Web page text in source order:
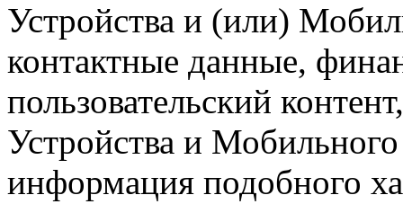
Устройства и (или)
контактные данные,
пользовательский
Устройства и
информация подобного